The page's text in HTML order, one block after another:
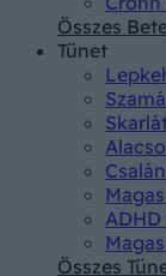
Összes
Tünet
Összes